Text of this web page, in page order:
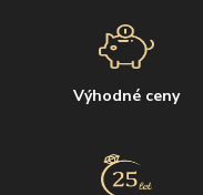
Výhodné ceny